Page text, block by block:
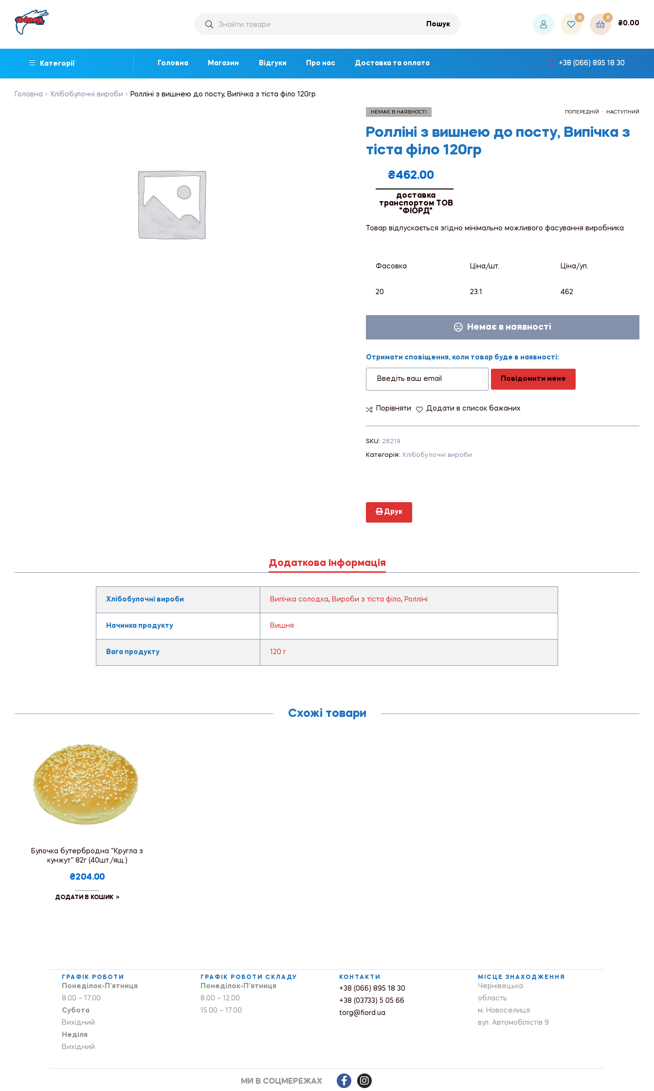
Пошук
0 0
₴0.00
Категорії Головна Магазин Відгуки Про нас Доставка та оплата +38 (066) 895 18 30
Головна Хлібобулочні вироби Ролліні з вишнею до посту, Випічка з тіста філо 120гр
ПОПЕРЕДНІЙ НАСТУПНИЙ
НЕМАЄ В НАЯВНОСТІ
Ролліні з вишнею до посту, Випічка з
тіста філо 120гр
₴462.00
доставка
транспортом ТОВ
"ФІОРД"
Товар відпускається згідно мінімально можливого фасування виробника
Фасовка Ціна/шт. Ціна/уп.
20 23.1 462
Немає в наявності
Отримати сповіщення, коли товар буде в наявності:
Повідомити мене
Порівняти Додати в список бажаних
SKU: 28219
Категорія: Хлібобулочні вироби
Друк
Додаткова Інформація
Хлібобулочні вироби Випічка солодка, Вироби з тіста філо, Ролліні
Начинка продукту Вишня
Вага продукту 120 г
Схожі товари
Булочка бутербродна “Кругла з
кунжут.” 82г (40шт./ящ.)
₴204.00
ДОДАТИ В КОШИК
ГРАФІК РОБОТИ
Понеділок-П’ятниця
8.00 – 17.00
Субота
Вихідний
Неділя
Вихідний
ГРАФІК РОБОТИ СКЛАДУ
Понеділок-П’ятниця
8.00 – 12.00
15.00 – 17.00
КОНТАКТИ
+38 (066) 895 18 30
+38 (03733) 5 05 66
torg@fiord.ua
МІСЦЕ ЗНАХОДЖЕННЯ
Чернівецька
область
м. Новоселиця
вул. Автомобілістів 9
МИ В СОЦМЕРЕЖАХ